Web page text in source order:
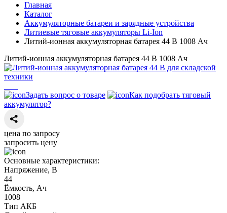
Главная
Каталог
Аккумуляторные батареи и зарядные устройства
Литиевые тяговые аккумуляторы Li-Ion
Литий-ионная аккумуляторная батарея 44 В 1008 Ач
Литий-ионная аккумуляторная батарея 44 В 1008 Ач
Задать вопрос о товаре
Как подобрать тяговый
аккумулятор?
цена по запросу
запросить цену
Основные характеристики:
Напряжение, В
44
Ёмкость, Ач
1008
Тип АКБ